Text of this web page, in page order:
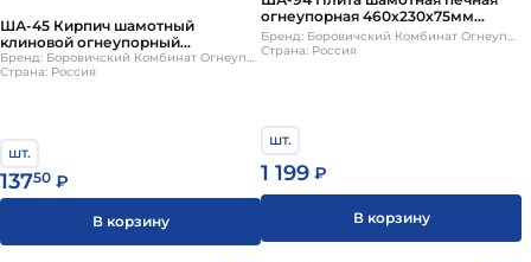
ША-45 Кирпич шамотный
клиновой огнеупорный
230х114х65/45мм Боровичи
Бренд: Боровичский Комбинат Огнеупоров
Страна: Россия
шт.
13750 ₽
В корзину
огнеупорная 460х230х75мм
Боровичи
Бренд: Боровичский Комбинат Огнеупоров
Страна: Россия
шт.
1 199 ₽
В корзину